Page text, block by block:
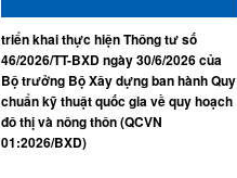
triển khai thực hiện Thông tư số
46/2026/TT-BXD ngày 30/6/2026 của
Bộ trưởng Bộ Xây dựng ban hành Quy
chuẩn kỹ thuật quốc gia về quy hoạch
đô thị và nông thôn (QCVN
01:2026/BXD)